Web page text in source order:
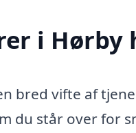
i Hørby
bred vifte af
du står over for